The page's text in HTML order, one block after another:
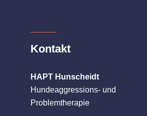
Kontakt
HAPT Hunscheidt
Hundeaggressions- und
Problemtherapie